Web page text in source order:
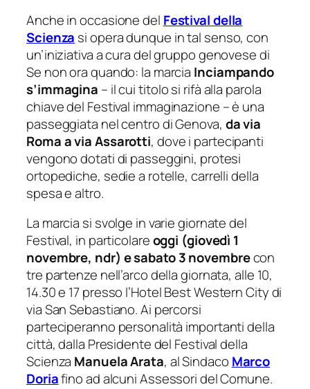
Anche in occasione del Festival della
Scienza si opera dunque in tal senso, con
un’iniziativa a cura del gruppo genovese di
Se non ora quando: la marcia Inciampando
s’immagina – il cui titolo si rifà alla parola
chiave del Festival immaginazione – è una
passeggiata nel centro di Genova, da via
Roma a via Assarotti, dove i partecipanti
vengono dotati di passeggini, protesi
ortopediche, sedie a rotelle, carrelli della
spesa e altro.
La marcia si svolge in varie giornate del
Festival, in particolareoggi (giovedì 1
novembre, ndr) e sabato 3 novembrecon
tre partenze nell’arco della giornata, alle 10,
14.30 e 17 presso l’Hotel Best Western City di
via San Sebastiano. Ai percorsi
parteciperanno personalità importanti della
città, dalla Presidente del Festival della
Scienza Manuela Arata, al Sindaco Marco
Doriafino ad alcuni Assessori del Comune.